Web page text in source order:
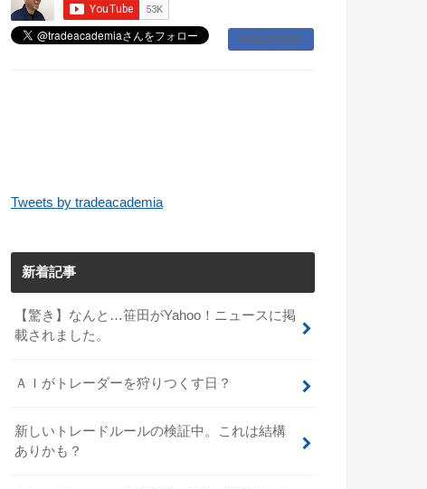
Facebook
Tweets by tradeacademia
新着記事
【驚き】なんと…笹田がYahoo！ニュースに掲
載されました。
ＡＩがトレーダーを狩りつくす日？
新しいトレードルールの検証中。これは結構
ありかも？